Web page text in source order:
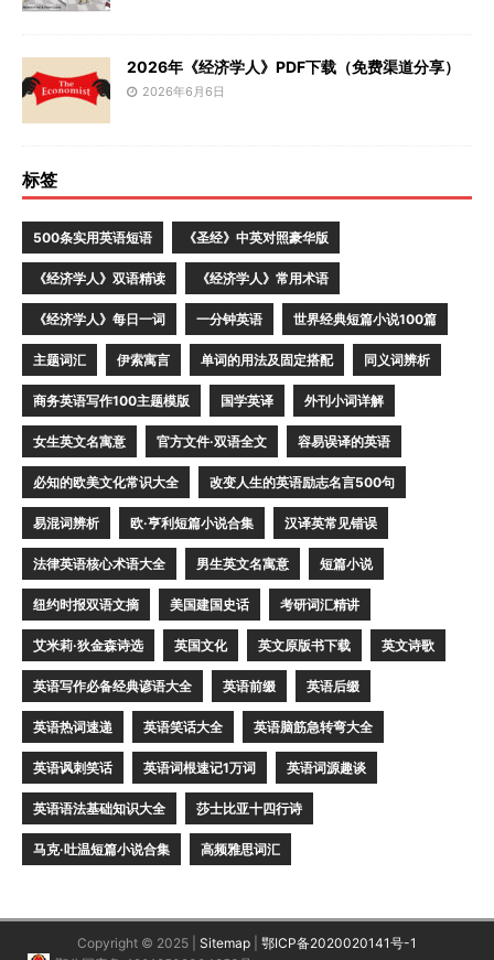
2026年《经济学人》PDF下载（免费渠道分享）
2026年6月6日
标签
500条实用英语短语 《圣经》中英对照豪华版
《经济学人》双语精读 《经济学人》常用术语
《经济学人》每日一词 一分钟英语 世界经典短篇小说100篇
主题词汇 伊索寓言 单词的用法及固定搭配 同义词辨析
商务英语写作100主题模版 国学英译 外刊小词详解
女生英文名寓意 官方文件·双语全文 容易误译的英语
必知的欧美文化常识大全 改变人生的英语励志名言500句
易混词辨析 欧·亨利短篇小说合集 汉译英常见错误
法律英语核心术语大全 男生英文名寓意 短篇小说
纽约时报双语文摘 美国建国史话 考研词汇精讲
艾米莉·狄金森诗选 英国文化 英文原版书下载 英文诗歌
英语写作必备经典谚语大全 英语前缀 英语后缀
英语热词速递 英语笑话大全 英语脑筋急转弯大全
英语讽刺笑话 英语词根速记1万词 英语词源趣谈
英语语法基础知识大全 莎士比亚十四行诗
马克·吐温短篇小说合集 高频雅思词汇
Copyright © 2025 | Sitemap
鄂ICP备2020020141号-1